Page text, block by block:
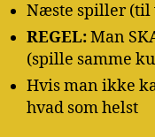
Næste spiller (til
REGEL:Man
(spille samme
Hvis man ikke
hvad som helst